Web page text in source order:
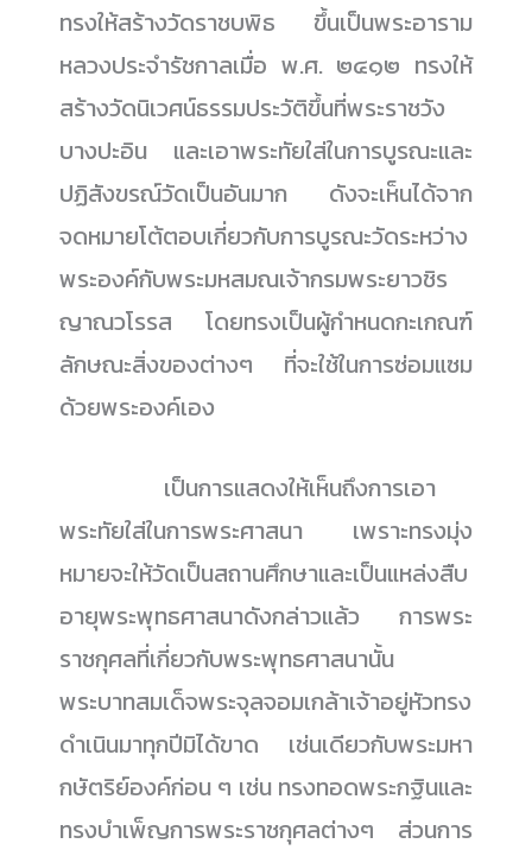
ทรงให้สร้างวัดราชบพิธ ขึ้นเป็นพระอาราม
หลวงประจำรัชกาลเมื่อ พ.ศ. ๒๔๑๒ ทรงให้
สร้างวัดนิเวศน์ธรรมประวัติขึ้นที่พระราชวัง
บางปะอิน และเอาพระทัยใส่ในการบูรณะและ
ปฏิสังขรณ์วัดเป็นอันมาก ดังจะเห็นได้จาก
จดหมายโต้ตอบเกี่ยวกับการบูรณะวัดระหว่าง
พระองค์กับพระมหสมณเจ้ากรมพระยาวชิร
ญาณวโรรส โดยทรงเป็นผู้กำหนดกะเกณฑ์
ลักษณะสิ่งของต่างๆ ที่จะใช้ในการซ่อมแซม
ด้วยพระองค์เอง
เป็นการแสดงให้เห็นถึงการเอา
พระทัยใส่ในการพระศาสนา เพราะทรงมุ่ง
หมายจะให้วัดเป็นสถานศึกษาและเป็นแหล่งสืบ
อายุพระพุทธศาสนาดังกล่าวแล้ว การพระ
ราชกุศลที่เกี่ยวกับพระพุทธศาสนานั้น
พระบาทสมเด็จพระจุลจอมเกล้าเจ้าอยู่หัวทรง
ดำเนินมาทุกปีมิได้ขาด เช่นเดียวกับพระมหา
กษัตริย์องค์ก่อน ๆ เช่น ทรงทอดพระกฐินและ
ทรงบำเพ็ญการพระราชกุศลต่างๆ ส่วนการ